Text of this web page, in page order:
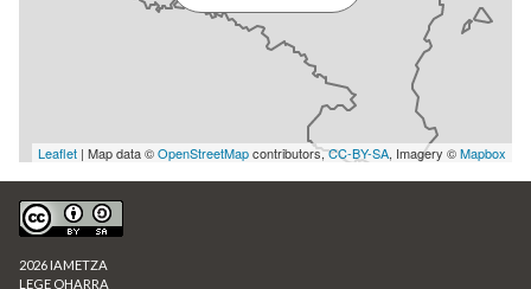
Leaflet | Map data ©OpenStreetMapcontributors,CC-BY-SA, Imagery ©Mapbox
2026 IAMETZA
LEGE OHARRA